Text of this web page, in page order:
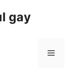
gay
Menu